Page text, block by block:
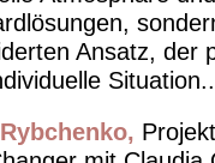
Ansatz, der